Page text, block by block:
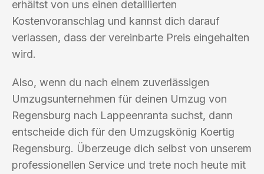
erhältst von uns einen detaillierten
Kostenvoranschlag und kannst dich darauf
verlassen, dass der vereinbarte Preis eingehalten
wird.
Also, wenn du nach einem zuverlässigen
Umzugsunternehmen für deinen Umzug von
Regensburg nach Lappeenranta suchst, dann
entscheide dich für den Umzugskönig Koertig
Regensburg. Überzeuge dich selbst von unserem
professionellen Service und trete noch heute mit